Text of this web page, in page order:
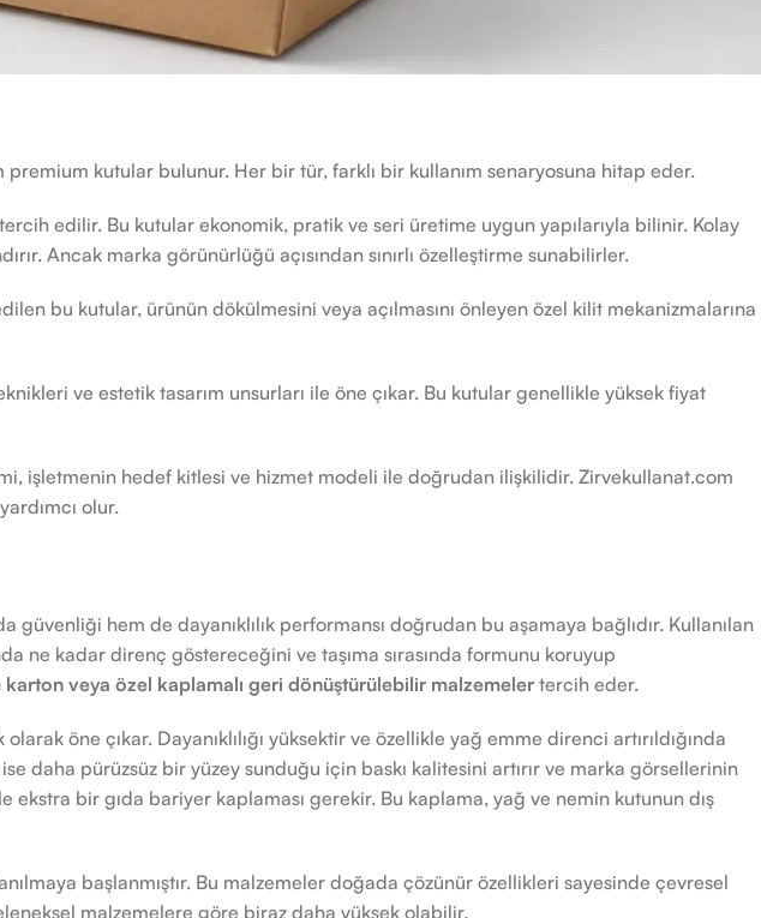
kutular bulunur. Her bir tür, farklı bir kullanım senaryosuna hitap eder.
edilir. Bu kutular ekonomik, pratik ve seri üretime uygun yapılarıyla bilinir. Kolay
Ancak marka görünürlüğü açısından sınırlı özelleştirme sunabilirler.
bu kutular, ürünün dökülmesini veya açılmasını önleyen özel kilit mekanizmalarına
ve estetik tasarım unsurları ile öne çıkar. Bu kutular genellikle yüksek fiyat
işletmenin hedef kitlesi ve hizmet modeli ile doğrudan ilişkilidir. Zirvekullanat.com
olur.
hem de dayanıklılık performansı doğrudan bu aşamaya bağlıdır. Kullanılan
ne kadar direnç göstereceğini ve taşıma sırasında formunu koruyup
karton veya özel kaplamalı geri dönüştürülebilir malzemeler tercih eder.
öne çıkar. Dayanıklılığı yüksektir ve özellikle yağ emme direnci artırıldığında
daha pürüzsüz bir yüzey sunduğu için baskı kalitesini artırır ve marka görsellerinin
bir gıda bariyer kaplaması gerekir. Bu kaplama, yağ ve nemin kutunun dış
başlanmıştır. Bu malzemeler doğada çözünür özellikleri sayesinde çevresel
malzemelere göre biraz daha yüksek olabilir.